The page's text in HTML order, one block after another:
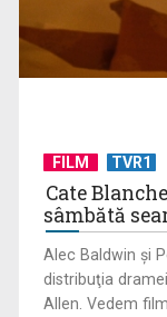
Bunătatea, o
FILM TVR1
Cate
sâmbătă
Alec Baldwin şi
distribuţia
Allen. Vedem